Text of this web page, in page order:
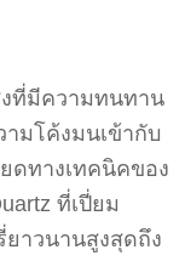
ที่มีความทนทาน
มโค้งมนเข้ากับ
ดทางเทคนิคของ
ที่เปี่ยม
าวนานสูงสุดถึง